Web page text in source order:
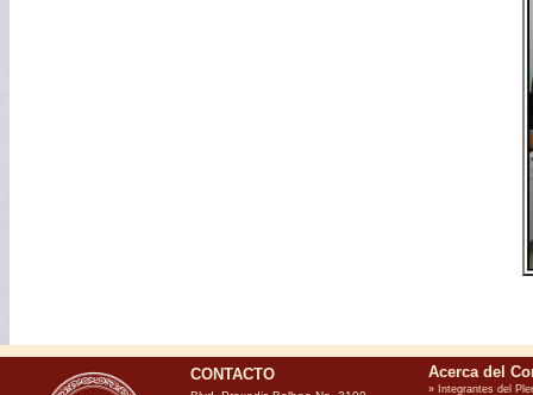
CONTACTO